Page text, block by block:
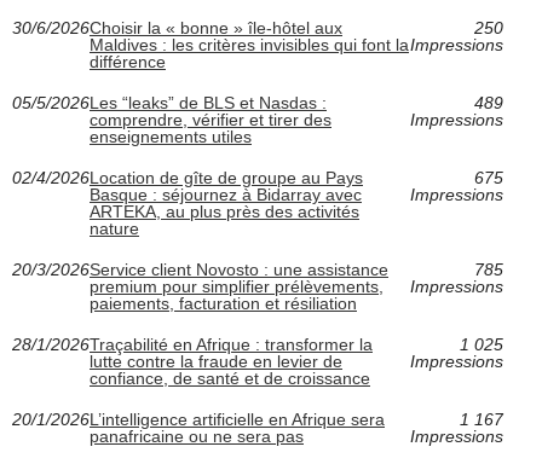
30/6/2026Choisir la « bonne » île-hôtel aux
Maldives : les critères invisibles qui font la
différence
250
Impressions
05/5/2026Les “leaks” de BLS et Nasdas :
comprendre, vérifier et tirer des
enseignements utiles
489
Impressions
02/4/2026Location de gîte de groupe au Pays
Basque : séjournez à Bidarray avec
ARTEKA, au plus près des activités
nature
675
Impressions
20/3/2026Service client Novosto : une assistance
premium pour simplifier prélèvements,
paiements, facturation et résiliation
785
Impressions
28/1/2026Traçabilité en Afrique : transformer la
lutte contre la fraude en levier de
confiance, de santé et de croissance
1 025
Impressions
20/1/2026L’intelligence artificielle en Afrique sera
panafricaine ou ne sera pas
1 167
Impressions